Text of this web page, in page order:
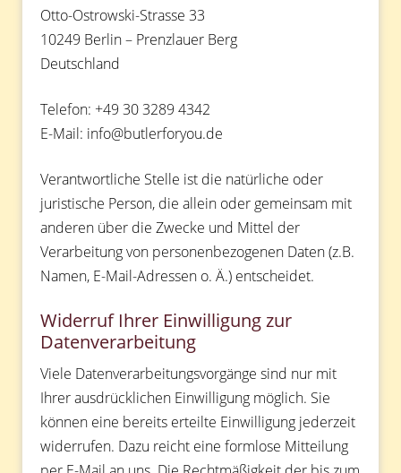
Otto-Ostrowski-Strasse 33
10249 Berlin – Prenzlauer Berg
Deutschland
Telefon: +49 30 3289 4342
E-Mail: info@butlerforyou.de
Verantwortliche Stelle ist die natürliche oder
juristische Person, die allein oder gemeinsam mit
anderen über die Zwecke und Mittel der
Verarbeitung von personenbezogenen Daten (z.B.
Namen, E-Mail-Adressen o. Ä.) entscheidet.
Widerruf Ihrer Einwilligung zur
Datenverarbeitung
Viele Datenverarbeitungsvorgänge sind nur mit
Ihrer ausdrücklichen Einwilligung möglich. Sie
können eine bereits erteilte Einwilligung jederzeit
widerrufen. Dazu reicht eine formlose Mitteilung